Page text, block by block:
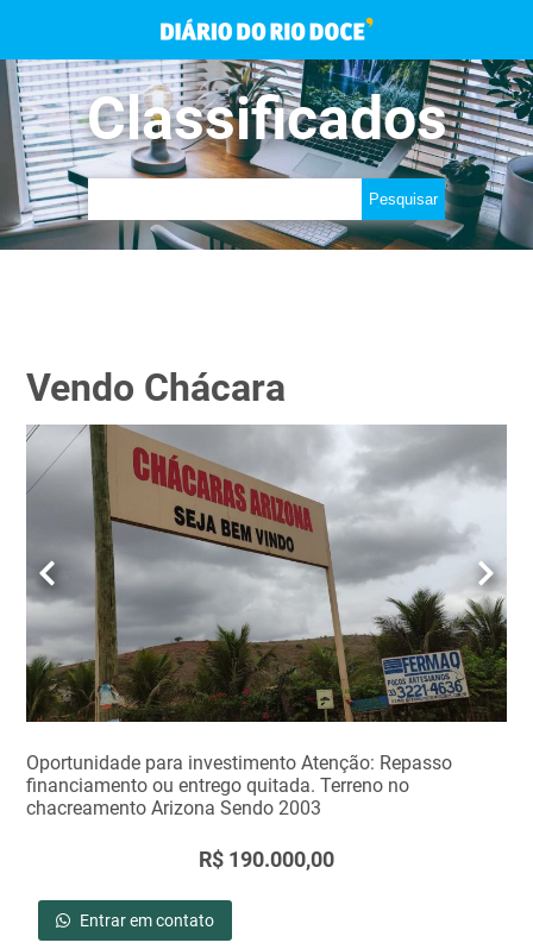
Classificados
Vendo Chácara
Oportunidade para investimento Atenção: Repasso
financiamento ou entrego quitada. Terreno no
chacreamento Arizona Sendo 2003
R$ 190.000,00
Entrar em contato